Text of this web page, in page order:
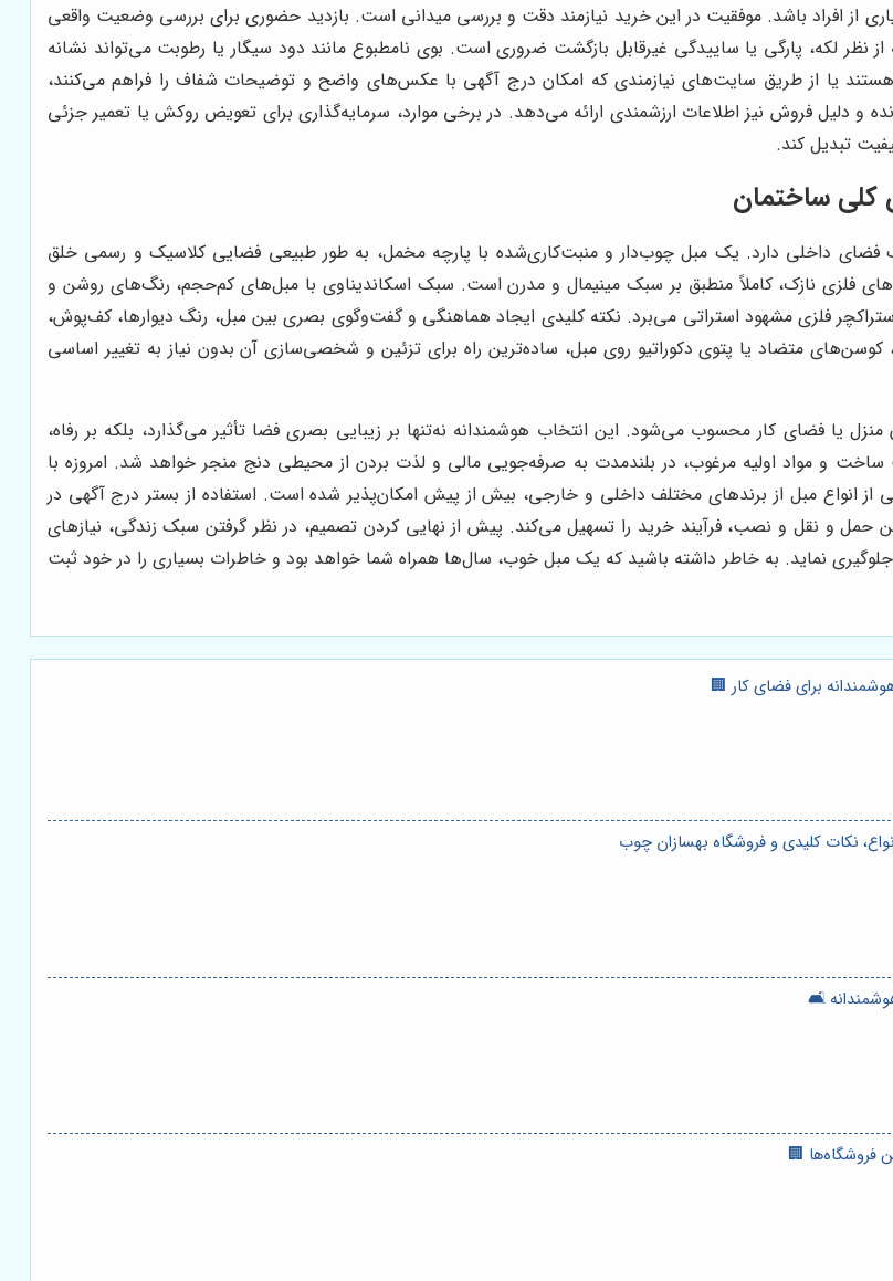
از افراد باشد. موفقیت در این خرید نیازمند دقت و بررسی میدانی است. بازدید حضوری برای بررسی وضعیت واقعی
نظر لکه، پارگی یا ساییدگی غیرقابل بازگشت ضروری است. بوی نامطبوع مانند دود سیگار یا رطوبت می‌تواند نشانه
هستند یا از طریق سایت‌های نیازمندی که امکان درج آگهی با عکس‌های واضح و توضیحات شفاف را فراهم می‌کنند،
و دلیل فروش نیز اطلاعات ارزشمندی ارائه می‌دهد. در برخی موارد، سرمایه‌گذاری برای تعویض روکش یا تعمیر جزئی
تبدیل کند.
کلی ساختمان
فضای داخلی دارد. یک مبل چوب‌دار و منبت‌کاری‌شده با پارچه مخمل، به طور طبیعی فضایی کلاسیک و رسمی خلق
فلزی نازک، کاملاً منطبق بر سبک مینیمال و مدرن است. سبک اسکاندیناوی با مبل‌های کم‌حجم، رنگ‌های روشن و
فلزی مشهود استراتی می‌برد. نکته کلیدی ایجاد هماهنگی و گفت‌وگوی بصری بین مبل، رنگ دیوارها، کف‌پوش،
متضاد یا پتوی دکوراتیو روی مبل، ساده‌ترین راه برای تزئین و شخصی‌سازی آن بدون نیاز به تغییر اساسی
یا فضای کار محسوب می‌شود. این انتخاب هوشمندانه نه‌تنها بر زیبایی بصری فضا تأثیر می‌گذارد، بلکه بر رفاه،
و مواد اولیه مرغوب، در بلندمدت به صرفه‌جویی مالی و لذت بردن از محیطی دنج منجر خواهد شد. امروزه با
انواع مبل از برندهای مختلف داخلی و خارجی، بیش از پیش امکان‌پذیر شده است. استفاده از بستر درج آگهی در
و نقل و نصب، فرآیند خرید را تسهیل می‌کند. پیش از نهایی کردن تصمیم، در نظر گرفتن سبک زندگی، نیازهای
نماید. به خاطر داشته باشید که یک مبل خوب، سال‌ها همراه شما خواهد بود و خاطرات بسیاری را در خود ثبت
برای فضای کار 🏢
نکات کلیدی و فروشگاه بهسازان چوب
🛋️
فروشگاه‌ها 🏢